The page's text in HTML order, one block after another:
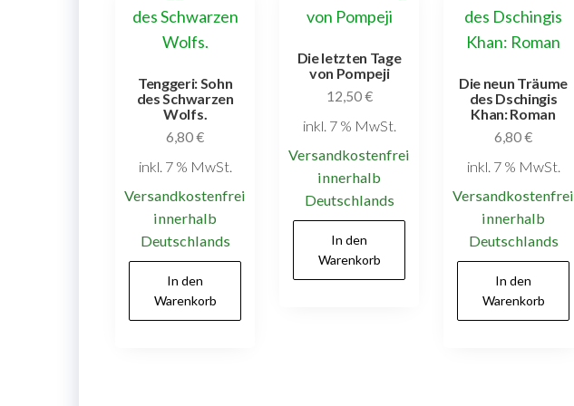
Tenggeri: Sohn
des Schwarzen
Wolfs.
6,80€
inkl. 7 % MwSt.
Versandkostenfrei
innerhalb
Deutschlands
In den
Warenkorb
Die letzten Tage
von Pompeji
12,50€
inkl. 7 % MwSt.
Versandkostenfrei
innerhalb
Deutschlands
In den
Warenkorb
Die neun Träume
des Dschingis
Khan: Roman
6,80€
inkl. 7 % MwSt.
Versandkostenfrei
innerhalb
Deutschlands
In den
Warenkorb